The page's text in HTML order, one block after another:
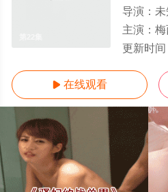
导演： 未
主演： 梅
更新时间
 在线观看